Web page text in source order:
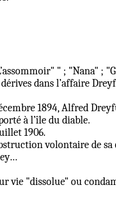
" ; "Nana" ;
dans l’affaire
1894, Alfred
à l’île du diable.
1906.
volontaire de
vie "dissolue" ou